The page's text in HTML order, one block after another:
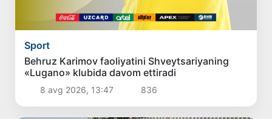
Sport
Behruz Karimov faoliyatini Shveytsariyaning
«Lugano» klubida davom ettiradi
8 avg 2026, 13:47 836